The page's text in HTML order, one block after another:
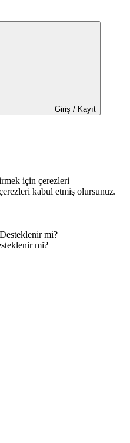
Giriş / Kayıt
için çerezleri
kabul etmiş olursunuz.
mi?